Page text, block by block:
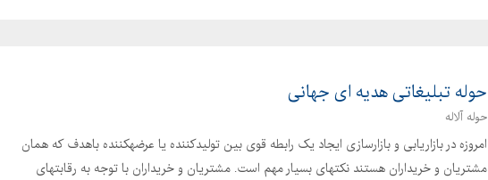
حوله تبلیغاتی هدیه ای جهانی
حوله آلاله
امروزه در بازاریابی و بازارسازی ایجاد یک رابطه قوی بین تولیدکننده یا عرضهکننده باهدف که همان
مشتریان و خریداران هستند نکتهای بسیار مهم است. مشتریان و خریداران با توجه به رقابتهای